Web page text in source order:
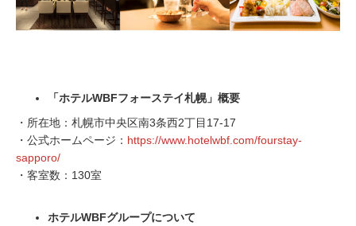
「ホテルWBFフォーステイ札幌」概要
・所在地：札幌市中央区南3条西2丁目17-17
・公式ホームページ： https://www.hotelwbf.com/fourstay-
sapporo/
・客室数：130室
ホテルWBFグループについて